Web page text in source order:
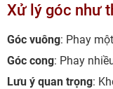
Xử lý góc như
Góc vuông: Phay
Góc cong: Phay
Lưu ý quan trọng: